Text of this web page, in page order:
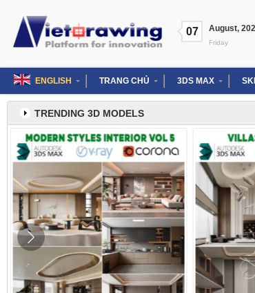
content
07 August,
Friday
ENGLISH TRANG CHỦ 3DS MAX
TRENDING 3D MODELS